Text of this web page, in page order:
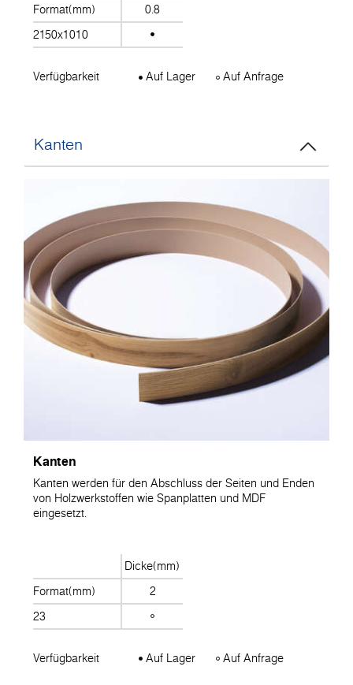
Format(mm)
0.8
2150x1010
Verfügbarkeit Auf Lager Auf Anfrage
Kanten
Kanten
Kanten werden für den Abschluss der Seiten und Enden
von Holzwerkstoffen wie Spanplatten und MDF
eingesetzt.
Dicke(mm)
Format(mm)
2
23
Verfügbarkeit Auf Lager Auf Anfrage